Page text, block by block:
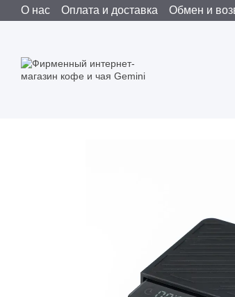
Перейти к основному контенту
О нас Оплата и доставка Обмен и
Пользовательское соглашение